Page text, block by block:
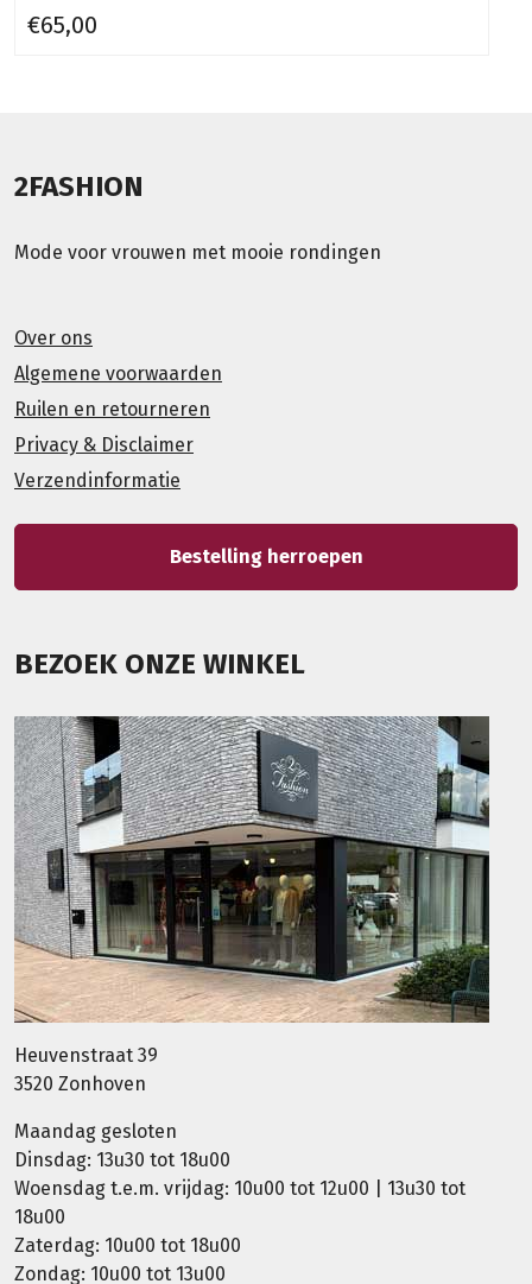
€65,00
2FASHION
Mode voor vrouwen met mooie rondingen
Over ons
Algemene voorwaarden
Ruilen en retourneren
Privacy & Disclaimer
Verzendinformatie
Bestelling herroepen
BEZOEK ONZE WINKEL
Heuvenstraat 39
3520 Zonhoven
Maandag gesloten
Dinsdag: 13u30 tot 18u00
Woensdag t.e.m. vrijdag: 10u00 tot 12u00 | 13u30 tot
18u00
Zaterdag: 10u00 tot 18u00
Zondag: 10u00 tot 13u00